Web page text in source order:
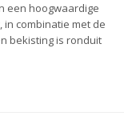
een hoogwaardige
in combinatie met de
bekisting is ronduit